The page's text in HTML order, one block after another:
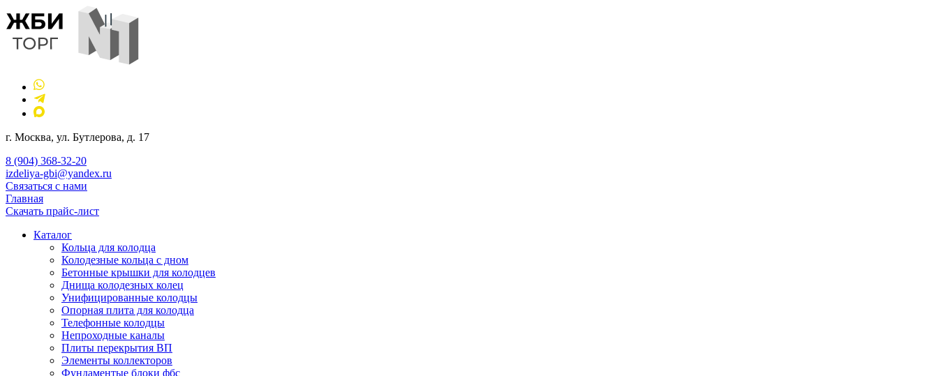
г. Москва, ул. Бутлерова, д. 17
8 (904) 368-32-20
izdeliya-gbi@yandex.ru
Связаться с нами
Главная
Скачать прайс-лист
Каталог
Кольца для колодца
Колодезные кольца с дном
Бетонные крышки для колодцев
Днища колодезных колец
Унифицированные колодцы
Опорная плита для колодца
Телефонные колодцы
Непроходные каналы
Плиты перекрытия ВП
Элементы коллекторов
Фундаментые блоки фбс